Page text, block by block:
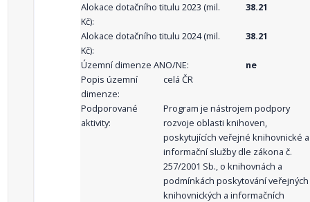
Alokace dotačního titulu 2023 (mil.
Kč):
38.21
Alokace dotačního titulu 2024 (mil.
Kč):
38.21
Územní dimenze ANO/NE:
ne
Popis územní
dimenze:
celá ČR
Podporované
aktivity:
Program je nástrojem podpory
rozvoje oblasti knihoven,
poskytujících veřejné knihovnické a
informační služby dle zákona č.
257/2001 Sb., o knihovnách a
podmínkách poskytování veřejných
knihovnických a informačních